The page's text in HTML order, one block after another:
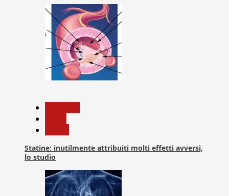
Statine: inutilmente attribuiti molti effetti avversi,
lo studio